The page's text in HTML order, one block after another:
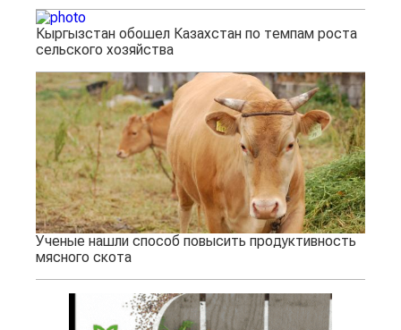
Кыргызстан обошел Казахстан по темпам роста
сельского хозяйства
Ученые нашли способ повысить продуктивность
мясного скота